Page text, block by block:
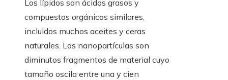
Los lípidos son ácidos grasos y
compuestos orgánicos similares,
incluidos muchos aceites y ceras
naturales. Las nanopartículas son
diminutos fragmentos de material cuyo
tamaño oscila entre una y cien